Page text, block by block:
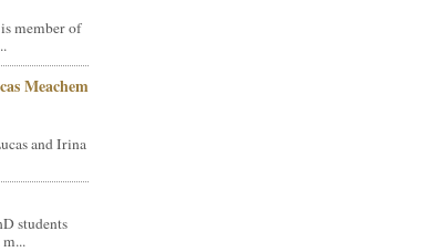
member of
Meachem
and Irina
students